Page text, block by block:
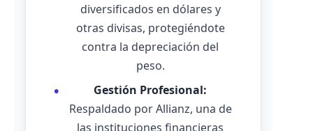
diversificados en dólares y
otras divisas, protegiéndote
contra la depreciación del
peso.
Gestión Profesional:
Respaldado por Allianz, una de
las instituciones financieras